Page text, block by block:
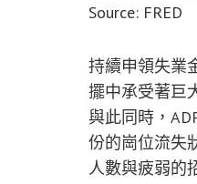
Source: FRED
持續申領失業
擺中承受著巨
與此同時，
份的崗位流失
人數與疲弱的